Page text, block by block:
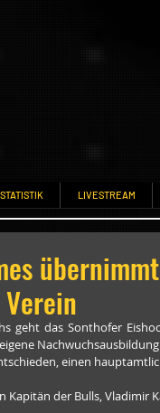
STATISTIK LIVESTREAM
geht das Sonthofer
einen
Kapitän der Bulls,